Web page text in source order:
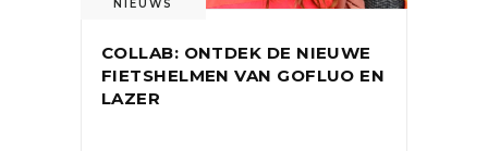
NIEUWS
COLLAB: ONTDEK DE NIEUWE
FIETSHELMEN VAN GOFLUO EN
LAZER